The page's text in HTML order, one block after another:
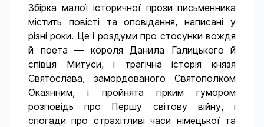
Збірка малої історичної прози письменника
містить повісті та оповідання, написані у
різні роки. Це і роздуми про стосунки вождя
й поета — короля Данила Галицького й
співця Митуси, і трагічна історія князя
Святослава, замордованого Святополком
Окаянним, і пройнята гірким гумором
розповідь про Першу світову війну, і
спогади про страхітливі часи німецької та